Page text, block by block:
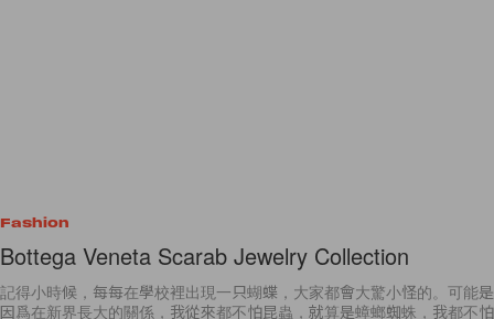
Fashion
Bottega Veneta Scarab Jewelry Collection
記得小時候，每每在學校裡出現一只蝴蝶，大家都會大驚小怪的。可能是
因爲在新界長大的關係，我從來都不怕昆蟲，就算是蟑螂蜘蛛，我都不怕